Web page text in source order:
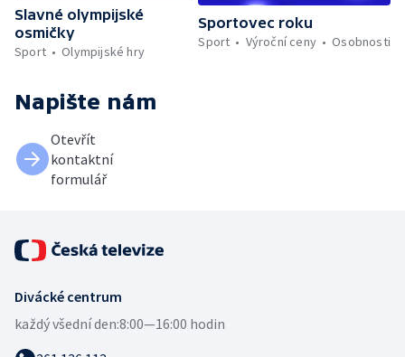
Slavné olympijské
osmičky
Sport
Olympijské hry
Sportovec roku
Sport
Výroční ceny Osobnosti
Napište nám
Otevřít
kontaktní
formulář
Divácké centrum
každý všední den:8:00—16:00 hodin